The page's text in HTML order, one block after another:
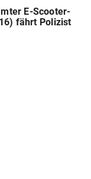
E-Scooter-
fährt Polizist